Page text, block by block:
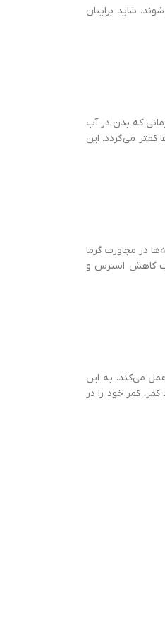
شاید برایتان
که بدن در آب
و اصطکاک آن‌ها کمتر می‌گردد. این
در مجاورت گرما
کاهش استرس و
می‌کند. به این
کمر خود را در